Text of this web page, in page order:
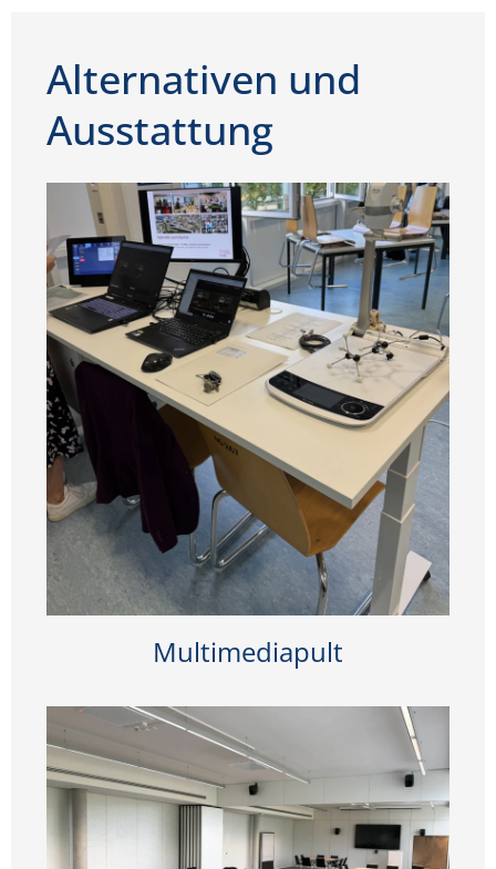
Alternativen und
Ausstattung
Multimediapult